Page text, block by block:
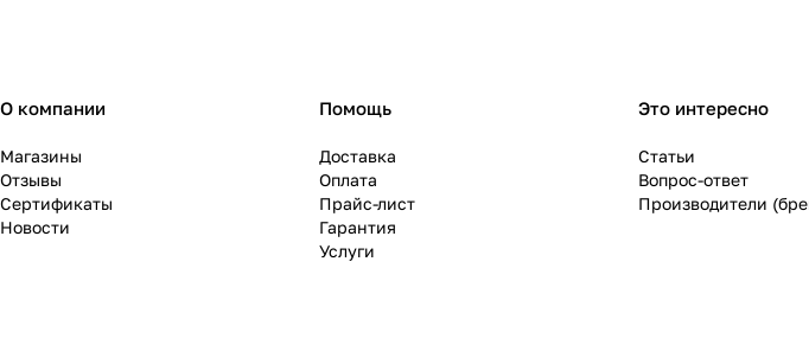
О компании
Магазины
Отзывы
Сертификаты
Новости
Помощь
Доставка
Оплата
Прайс-лист
Гарантия
Услуги
Это интересно
Статьи
Вопрос-ответ
Производители